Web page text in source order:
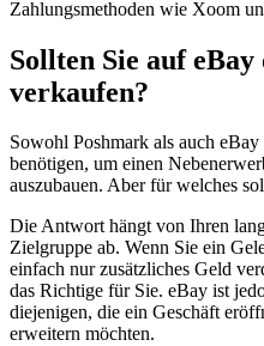
Zahlungsmethoden wie Xoom
Sollten Sie auf
verkaufen?
Sowohl Poshmark als auch
benötigen, um einen
auszubauen. Aber für welches
Die Antwort hängt von Ihren
Zielgruppe ab. Wenn Sie ein
einfach nur zusätzliches Geld
das Richtige für Sie. eBay ist
diejenigen, die ein Geschäft
erweitern möchten.